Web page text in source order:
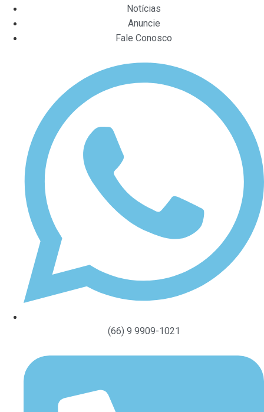
Notícias
Anuncie
Fale Conosco
(66) 9 9909-1021